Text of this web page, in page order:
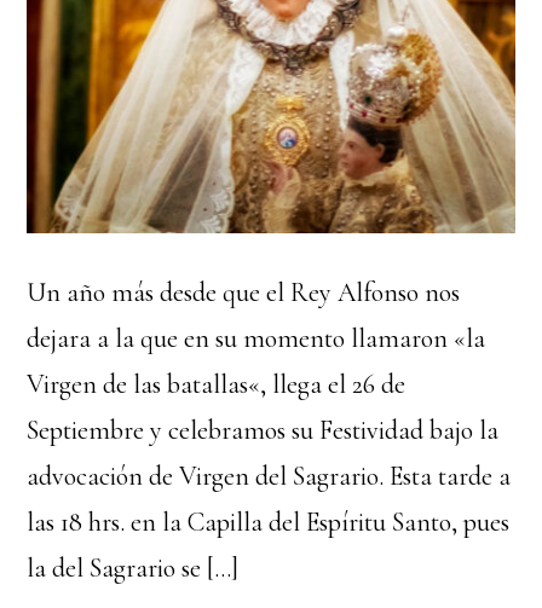
Un año más desde que el Rey Alfonso nos
dejara a la que en su momento llamaron «la
Virgen de las batallas«, llega el 26 de
Septiembre y celebramos su Festividad bajo la
advocación de Virgen del Sagrario. Esta tarde a
las 18 hrs. en la Capilla del Espíritu Santo, pues
la del Sagrario se […]